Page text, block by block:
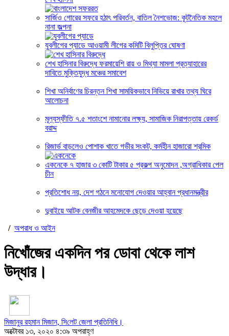
সার্জিও গোরের সফরে হঠাৎ পরিবর্তন, বাতিল নৈশভোজ: কূটনৈতিক মহলে
নানা জল্পনা
যুবলীগের প্যাডে আওয়ামী লীগের কমিটি বিলুপ্তির ঘোষণা
শেখ হাসিনার বিরুদ্ধে ফরমায়েশি রায় ও মিথ্যা মামলা প্রত্যাহারের
দাবিতে মুক্তিযুদ্ধ মঞ্চের সমাবেশ
শিখা অনির্বাণের চিরন্তন শিখা সাময়িকভাবে নিভিয়ে রাখার তথ্য ঘিরে
আলোচনা
মূল্যস্ফীতি ৭.৫ শতাংশে নামানোর লক্ষ্য, সামাজিক নিরাপত্তায় রেকর্ড
বরাদ্দ
রিজার্ভ বাড়লেও পোশাক খাতে গভীর সংকট, কর্মহীন হাজারো শ্রমিক
একনেকে ৭ হাজার ৩ কোটি টাকার ৫ প্রকল্প অনুমোদন ,অগ্রাধিকার পেল
চীন
প্রতিশোধ নয়, দেশ গঠনে মনোযোগ দেওয়ার আহ্বান প্রধানমন্ত্রীর
দুবাইয়ে আটক বেনজীর আহমেদকে ছেড়ে দেওয়া হয়েছে
/ অপরাধ ও আইন
নিখোঁজের একদিন পর ডোবা থেকে লাশ
উদ্ধার।
‌মিজানুর রহমান মিজান, সি‌লেট জেলা প্র‌তি‌নি‌ধি।
অক্টোবর ১৩, ২০২০ ৪:৩৯ অপরাহ্ণ